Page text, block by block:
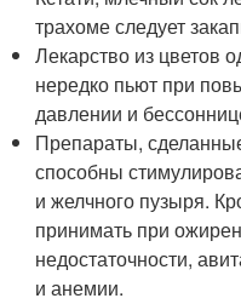
трахоме следует
Лекарство из цветов
нередко пьют при
давлении и
Препараты,
способны
и желчного пузыря.
принимать при
недостаточности,
и анемии.